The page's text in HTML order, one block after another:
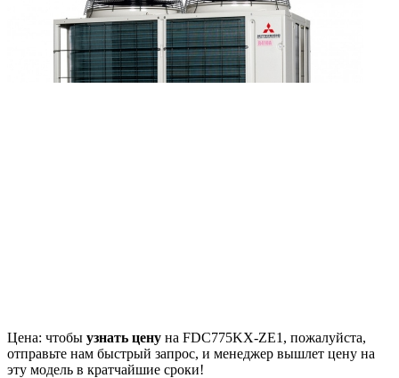
Цена: чтобы узнать цену на FDC775KX-ZE1, пожалуйста,
отправьте нам быстрый запрос, и менеджер вышлет цену на
эту модель в кратчайшие сроки!